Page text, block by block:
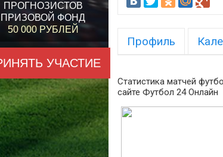
ПРОГНОЗИСТОВ
ПРИЗОВОЙ ФОНД
50 000 РУБЛЕЙ
УЧАСТИЕ
Профиль
Статистика матчей
сайте Футбол 24 Онлайн